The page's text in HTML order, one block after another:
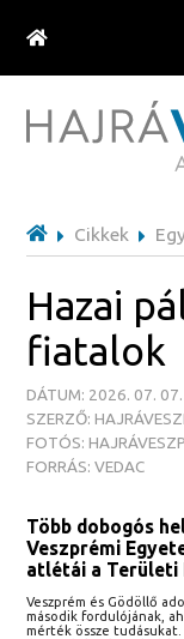
Cikkek
Hazai
fiatalok
DÁTUM: 2026. 07.
SZERZŐ:
FOTÓS:
FORRÁS: VEDAC
Több dobogós
Veszprémi
atlétái a Területi
Veszprém és Gödöllő
második fordulójának,
mérték össze tudásukat.